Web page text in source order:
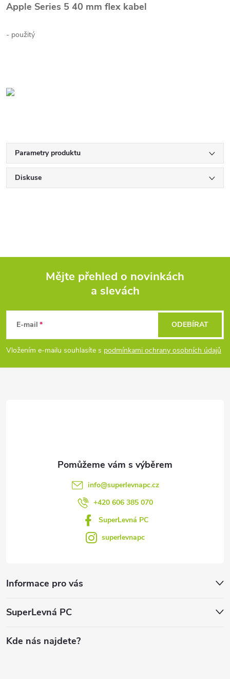
Apple Series 5 40 mm flex kabel
- použitý
Parametry produktu
Diskuse
p
a
Mějte přehled o novinkách
a slevách
E-mail
Vložením e-mailu souhlasíte s podmínkami ochrany osobních údajů
ODEBÍRAT
info@superlevnapc.cz
+420 606 385 070
SuperLevná PC
superlevnapc
Informace pro vás
SuperLevná PC
Kde nás najdete?